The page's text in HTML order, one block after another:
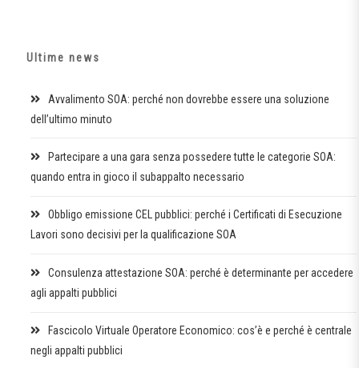
Ultime news
Avvalimento SOA: perché non dovrebbe essere una soluzione
dell’ultimo minuto
Partecipare a una gara senza possedere tutte le categorie SOA:
quando entra in gioco il subappalto necessario
Obbligo emissione CEL pubblici: perché i Certificati di Esecuzione
Lavori sono decisivi per la qualificazione SOA
Consulenza attestazione SOA: perché è determinante per accedere
agli appalti pubblici
Fascicolo Virtuale Operatore Economico: cos’è e perché è centrale
negli appalti pubblici